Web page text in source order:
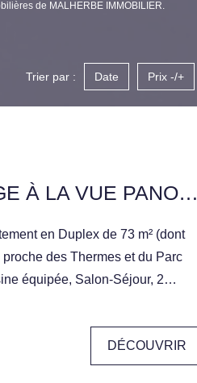
de MALHERBE IMMOBILIER.
Trier par : Date Prix -/+
DERNIER ETAGE À LA VUE PANORAMIQUE
en Duplex de 73 m² (dont
des Thermes et du Parc
équipée, Salon-Séjour, 2
Terrasse + de 50 m² à la Vue
Rangements. Parking Couvert.
très récente.
DÉCOUVRIR